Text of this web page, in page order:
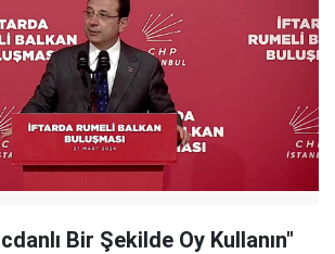
Bir Şekilde Oy Kullanın"